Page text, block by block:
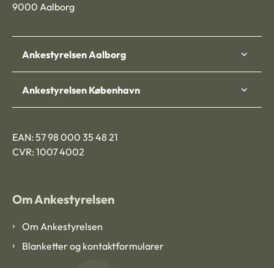
9000 Aalborg
Ankestyrelsen Aalborg
Ankestyrelsen København
EAN: 57 98 000 35 48 21
CVR: 1007 4002
Om Ankestyrelsen
Om Ankestyrelsen
Blanketter og kontaktformularer